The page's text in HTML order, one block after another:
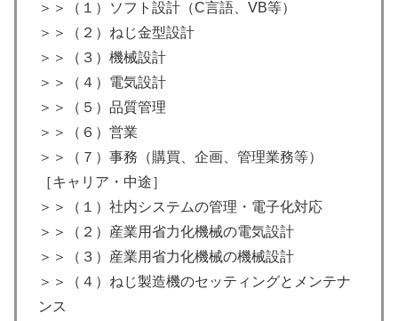
＞＞（１）ソフト設計（C言語、VB等）
＞＞（２）ねじ金型設計
＞＞（３）機械設計
＞＞（４）電気設計
＞＞（５）品質管理
＞＞（６）営業
＞＞（７）事務（購買、企画、管理業務等）
［キャリア・中途］
＞＞（１）社内システムの管理・電子化対応
＞＞（２）産業用省力化機械の電気設計
＞＞（３）産業用省力化機械の機械設計
＞＞（４）ねじ製造機のセッティングとメンテナ
ンス